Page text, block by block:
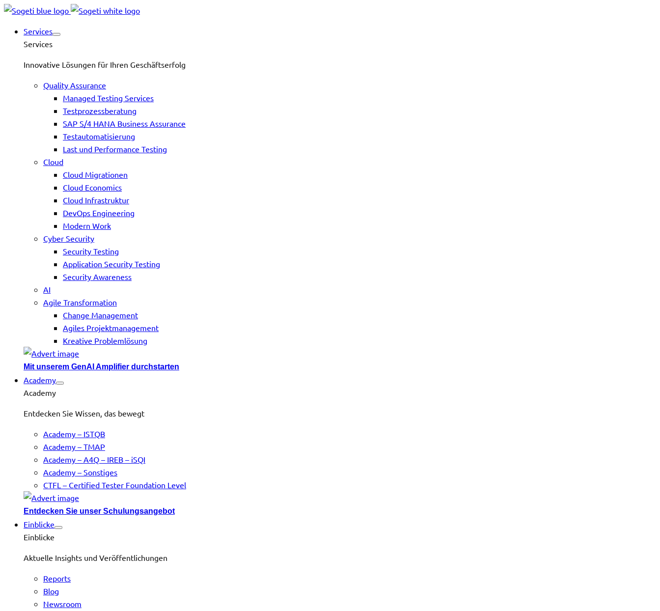
Services
Services
Innovative Lösungen für Ihren Geschäftserfolg
Quality Assurance
Managed Testing Services
Testprozessberatung
SAP S/4 HANA Business Assurance
Testautomatisierung
Last und Performance Testing
Cloud
Cloud Migrationen
Cloud Economics
Cloud Infrastruktur
DevOps Engineering
Modern Work
Cyber Security
Security Testing
Application Security Testing
Security Awareness
AI
Agile Transformation
Change Management
Agiles Projektmanagement
Kreative Problemlösung
Mit unserem GenAI Amplifier durchstarten
Academy
Academy
Entdecken Sie Wissen, das bewegt
Academy – ISTQB
Academy – TMAP
Academy – A4Q – IREB – iSQI
Academy – Sonstiges
CTFL – Certified Tester Foundation Level
Entdecken Sie unser Schulungsangebot
Einblicke
Einblicke
Aktuelle Insights und Veröffentlichungen
Reports
Blog
Newsroom